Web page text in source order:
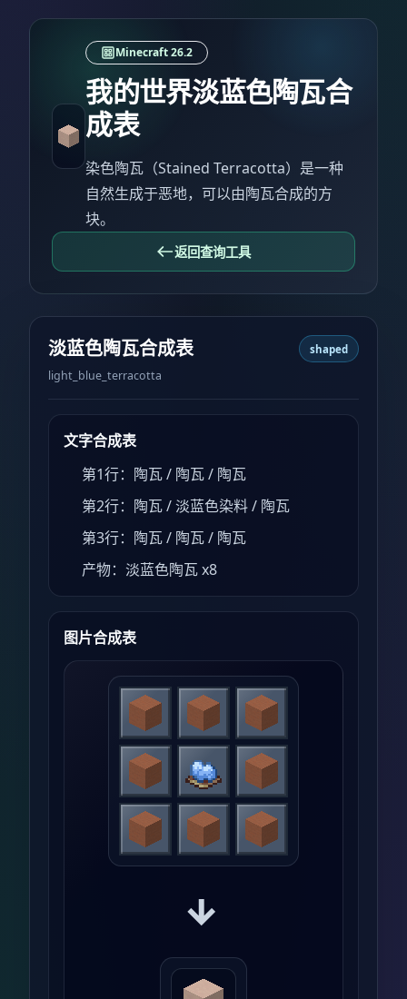
Minecraft 26.2
我的世界淡蓝色陶瓦合
成表
染色陶瓦（Stained Terracotta）是一种
自然生成于恶地，可以由陶瓦合成的方
块。
返回查询工具
淡蓝色陶瓦合成表
light_blue_terracotta
shaped
文字合成表
第1行：陶瓦 / 陶瓦 / 陶瓦
第2行：陶瓦 / 淡蓝色染料 / 陶瓦
第3行：陶瓦 / 陶瓦 / 陶瓦
产物：淡蓝色陶瓦 x8
图片合成表
→